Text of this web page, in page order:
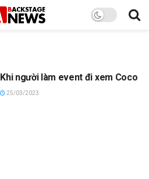
Khi người làm event đi xem Coco
25/03/2023